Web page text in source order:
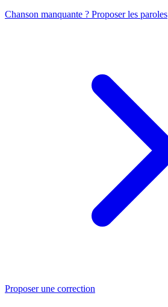
Chanson manquante ? Proposer les paroles
Proposer une correction